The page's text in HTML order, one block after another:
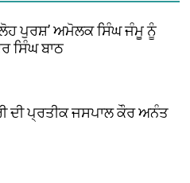
ਪੁਰਸ਼’ ਅਮੋਲਕ ਸਿੰਘ ਜੰਮੂ ਨੂੰ
ਸਿੰਘ ਬਾਠ
ਦੀ ਪ੍ਰਤੀਕ ਜਸਪਾਲ ਕੌਰ ਅਨੰਤ